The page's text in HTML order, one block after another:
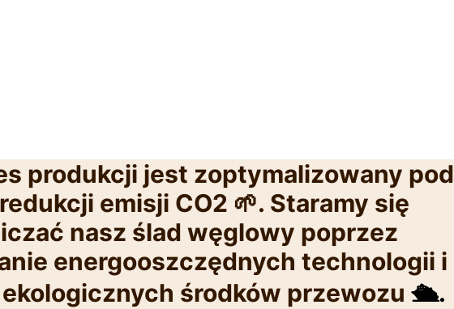
produkcji jest zoptymalizowany pod
emisji CO2 🌱. Staramy się
nasz ślad węglowy poprzez
energooszczędnych technologii i
środków przewozu 🛳️.